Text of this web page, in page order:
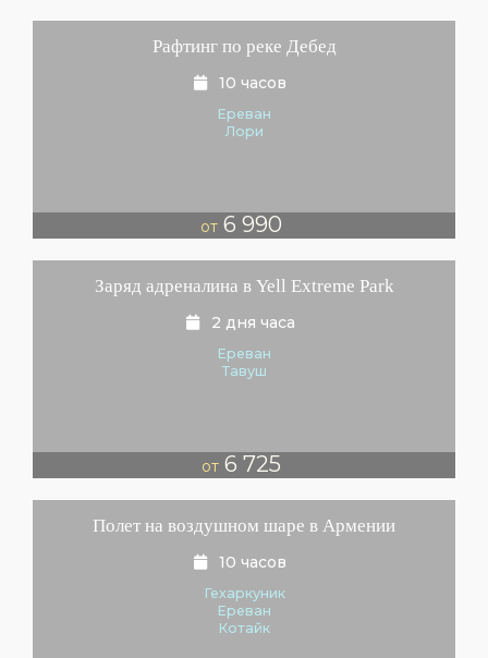
Рафтинг по реке Дебед
10 часов
Ереван
Лори
от 6 990
Заряд адреналина в Yell Extreme Park
2 дня часа
Ереван
Тавуш
от 6 725
Полет на воздушном шаре в Армении
10 часов
Гехаркуник
Ереван
Котайк